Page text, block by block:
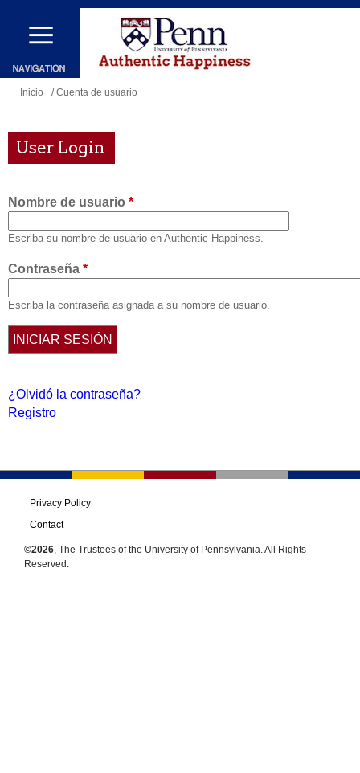
Pasar
contenido
principal
Se
usted
aquí
Inicio / Cuenta de usuario
User Login
Nombre de usuario *
Escriba su nombre de usuario en Authentic Happiness.
Contraseña *
Escriba la contraseña asignada a su nombre de usuario.
¿Olvidó la contraseña?
Registro
Privacy Policy
Contact
©2026, The Trustees of the University of Pennsylvania. All Rights
Reserved.